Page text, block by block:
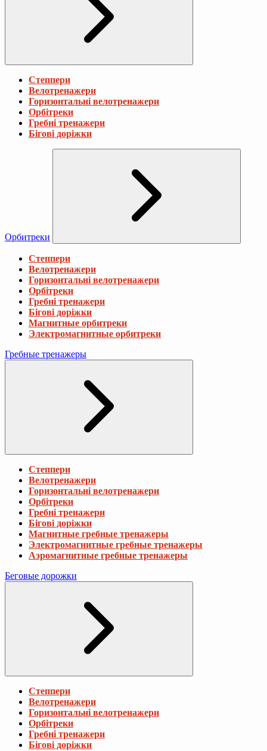
Степпери
Велотренажери
Горизонтальні велотренажери
Орбітреки
Гребні тренажери
Бігові доріжки
Орбитреки
Степпери
Велотренажери
Горизонтальні велотренажери
Орбітреки
Гребні тренажери
Бігові доріжки
Магнитные орбитреки
Электромагнитные орбитреки
Гребные тренажеры
Степпери
Велотренажери
Горизонтальні велотренажери
Орбітреки
Гребні тренажери
Бігові доріжки
Магнитные гребные тренажеры
Электромагнитные гребные тренажеры
Аэромагнитные гребные тренажеры
Беговые дорожки
Степпери
Велотренажери
Горизонтальні велотренажери
Орбітреки
Гребні тренажери
Бігові доріжки